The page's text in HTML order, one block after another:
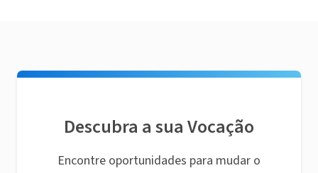
Descubra a sua Vocação
Encontre oportunidades para mudar o